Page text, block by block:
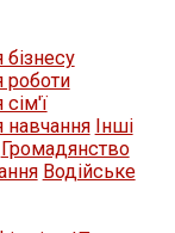
роботи
Iнші
Громадянство
Водійське